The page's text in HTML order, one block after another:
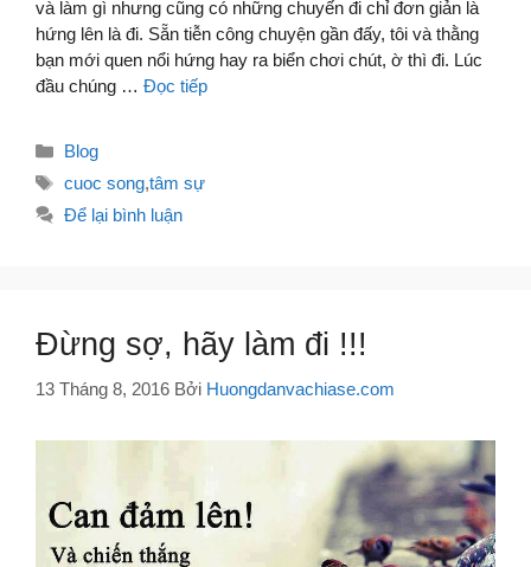
và làm gì nhưng cũng có những chuyến đi chỉ đơn giản là
hứng lên là đi. Sẵn tiễn công chuyện gần đấy, tôi và thằng
bạn mới quen nổi hứng hay ra biển chơi chút, ờ thì đi. Lúc
đầu chúng … Đọc tiếp
Danh
Blog
Thẻ
cuoc song,tâm sự
Để lại bình luận
Đừng sợ, hãy làm đi !!!
13 Tháng 8, 2016 Bởi Huongdanvachiase.com